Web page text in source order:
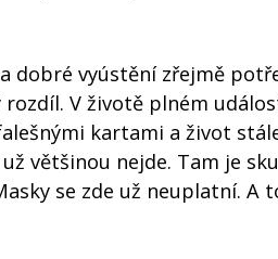
dobré vyústění zřejmě
rozdíl. V životě plném
kartami a život
většinou nejde. Tam je
se zde už neuplatní. A